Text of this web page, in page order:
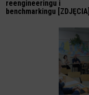
reengineeringu i
benchmarkingu [ZDJĘCIA]